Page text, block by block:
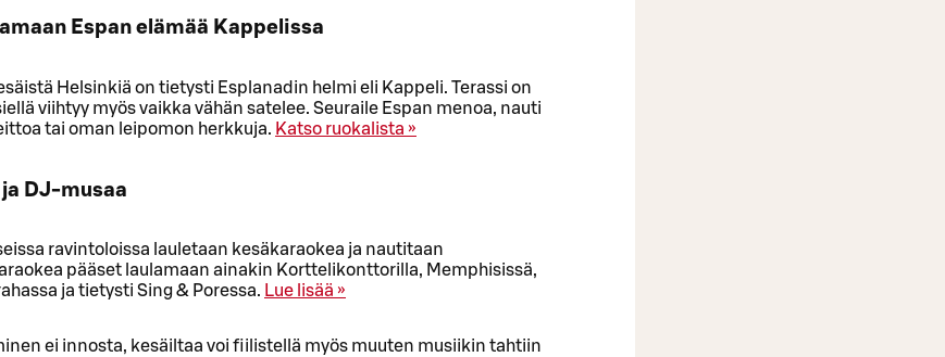
Espan elämää Kappelissa
Helsinkiä on tietysti Esplanadin helmi eli Kappeli. Terassi on
viihtyy myös vaikka vähän satelee. Seuraile Espan menoa, nauti
tai oman leipomon herkkuja. Katso ruokalista »
DJ-musaa
ravintoloissa lauletaan kesäkaraokea ja nautitaan
pääset laulamaan ainakin Korttelikonttorilla, Memphisissä,
ja tietysti Sing & Poressa. Lue lisää »
ei innosta, kesäiltaa voi fiilistellä myös muuten musiikin tahtiin